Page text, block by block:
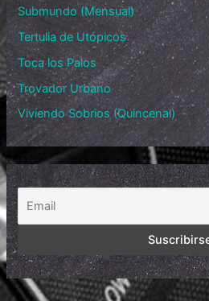
Submundo (Mensual)
Tertulia de Utópicos
Toca los Palos
Trovador Urbano
Viviendo Sobrios (Quincenal)